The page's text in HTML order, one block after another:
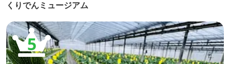
くりでんミュージアム
5